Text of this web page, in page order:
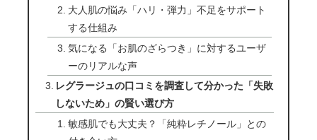
大人肌の悩み「ハリ・弾力」不足をサポート
する仕組み
気になる「お肌のざらつき」に対するユーザ
ーのリアルな声
レグラージュの口コミを調査して分かった「失敗
しないため」の賢い選び方
敏感肌でも大丈夫？「純粋レチノール」との